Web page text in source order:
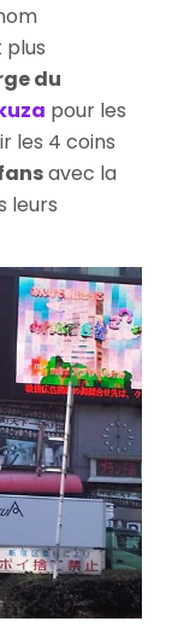
plus
du
pour les
les 4 coins
avec la
leurs